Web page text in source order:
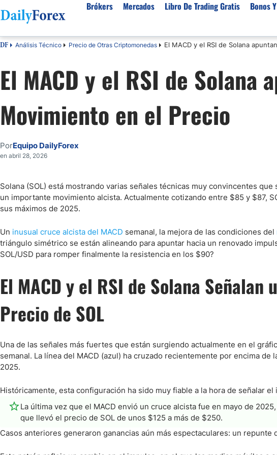
Brókers
España
Argentina
Rep. Dominicana
Costa Rica
Guatemala
Cuba
El Salvador
Ecuador
Paraguay
Peru
Latinoamérica
Bolivia
Nicaragua
Brokers Regulados
Brokers Para
Broker Oro
Brokers de Trading
Mercados
Divisas
EUR/USD
USD/COP
USD/PEN
Todas las Divisas
Materias Primas
Oro (XAU/USD)
Plata (XAG/USD)
Petróleo WTI
Todas las Materias
Nasdaq 100
S&P 500
IBEX 35
Todos los índices
Acciones
Banco Santander (SAN)
Libro De Trading Gratis Bonos
Sobre Nosotros
Política editorial
Cómo generamos ingresos
Nuestra metodología
Por qué confiar en nosotros
DF Análisis Técnico Precio de Otras Criptomonedas El MACD y el RSI de Solana
El MACD y el RSI de Solana
Movimiento en el Precio
PorEquipo DailyForex
en abril 28, 2026
Solana (SOL) está mostrando varias señales técnicas muy convincentes
un importante movimiento alcista. Actualmente cotizando entre $85 y $87,
sus máximos de 2025.
Un inusual cruce alcista del MACD semanal, la mejora de las condiciones del
triángulo simétrico se están alineando para apuntar hacia un renovado
SOL/USD para romper finalmente la resistencia en los $90?
El MACD y el RSI de Solana
Precio de SOL
Una de las señales más fuertes que están surgiendo actualmente en el
semanal. La línea del MACD (azul) ha cruzado recientemente por encima
2025.
Históricamente, esta configuración ha sido muy fiable a la hora de señalar
La última vez que el MACD envió un cruce alcista fue en mayo de
que llevó el precio de SOL de unos $125 a más de $250.
Casos anteriores generaron ganancias aún más espectaculares: un repunte